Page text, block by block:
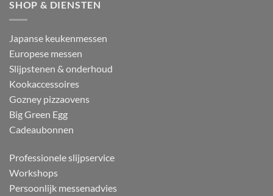
SHOP & DIENSTEN
Japanse keukenmessen
Europese messen
Slijpstenen & onderhoud
Kookaccessoires
Gozney pizzaovens
Big Green Egg
Cadeaubonnen
Professionele slijpservice
Workshops
Persoonlijk messenadvies